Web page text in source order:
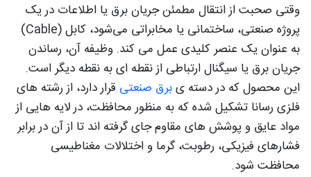
وقتی صحبت از انتقال مطمئن جریان برق یا اطلاعات در یک
پروژه صنعتی، ساختمانی یا مخابراتی می‌شود، کابل (Cable)
به عنوان یک عنصر کلیدی عمل می کند. وظیفه آن، رساندن
جریان برق یا سیگنال ارتباطی از نقطه‌ ای به نقطه دیگر است.
این محصول که در دسته یبرق صنعتی قرار دارد، از رشته‌ های
فلزی رسانا تشکیل شده که به‌ منظور محافظت، در لایه‌ هایی از
مواد عایق و پوشش‌ های مقاوم جای گرفته‌ اند تا از آن در برابر
فشارهای فیزیکی، رطوبت، گرما و اختلالات مغناطیسی
محافظت شود.